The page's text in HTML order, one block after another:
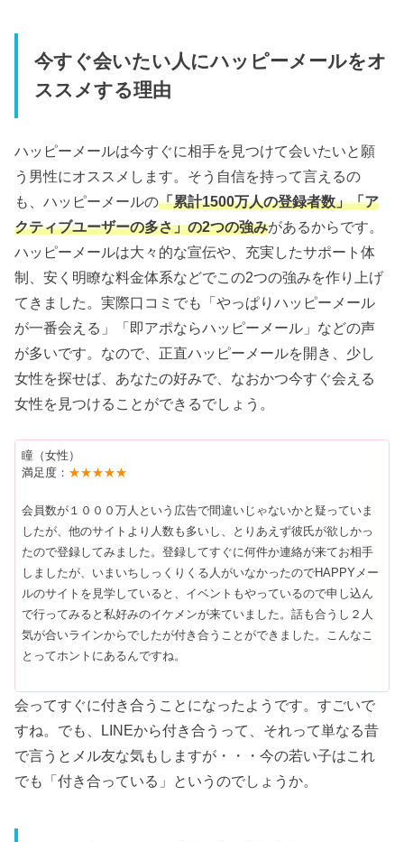
今すぐ会いたい人にハッピーメールをオ
ススメする理由
ハッピーメールは今すぐに相手を見つけて会いたいと願
う男性にオススメします。そう自信を持って言えるの
も、ハッピーメールの「累計1500万人の登録者数」「ア
クティブユーザーの多さ」の2つの強みがあるからです。
ハッピーメールは大々的な宣伝や、充実したサポート体
制、安く明瞭な料金体系などでこの2つの強みを作り上げ
てきました。実際口コミでも「やっぱりハッピーメール
が一番会える」「即アポならハッピーメール」などの声
が多いです。なので、正直ハッピーメールを開き、少し
女性を探せば、あなたの好みで、なおかつ今すぐ会える
女性を見つけることができるでしょう。
瞳（女性）
満足度： ★★★★★
会員数が１０００万人という広告で間違いじゃないかと疑っていま
したが、他のサイトより人数も多いし、とりあえず彼氏が欲しかっ
たので登録してみました。登録してすぐに何件か連絡が来てお相手
しましたが、いまいちしっくりくる人がいなかったのでHAPPYメー
ルのサイトを見学していると、イベントもやっているので申し込ん
で行ってみると私好みのイケメンが来ていました。話も合うし２人
気が合いラインからでしたが付き合うことができました。こんなこ
とってホントにあるんですね。
会ってすぐに付き合うことになったようです。すごいで
すね。でも、LINEから付き合うって、それって単なる昔
で言うとメル友な気もしますが・・・今の若い子はこれ
でも「付き合っている」というのでしょうか。